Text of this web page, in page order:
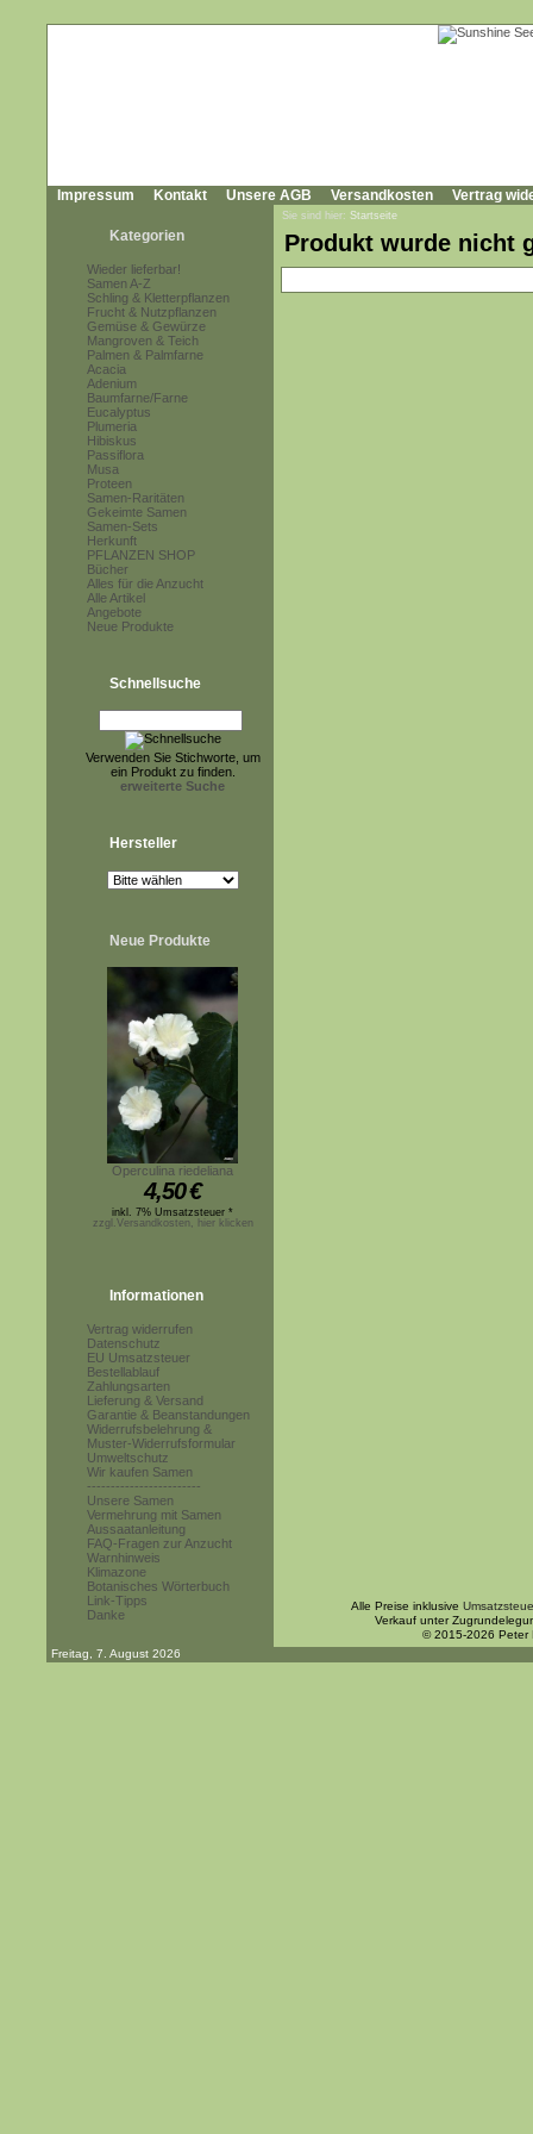
Impressum Kontakt Unsere AGB Versandkosten Vertrag
Kategorien
Wieder lieferbar!
Samen A-Z
Schling & Kletterpflanzen
Frucht & Nutzpflanzen
Gemüse & Gewürze
Mangroven & Teich
Palmen & Palmfarne
Acacia
Adenium
Baumfarne/Farne
Eucalyptus
Plumeria
Hibiskus
Passiflora
Musa
Proteen
Samen-Raritäten
Gekeimte Samen
Samen-Sets
Herkunft
PFLANZEN SHOP
Bücher
Alles für die Anzucht
Alle Artikel
Angebote
Neue Produkte
Schnellsuche
Verwenden Sie Stichworte, um
ein Produkt zu finden.
erweiterte Suche
Hersteller
Neue Produkte
Operculina riedeliana
4,50€
inkl. 7% Umsatzsteuer *
zzgl.Versandkosten, hier klicken
Informationen
Vertrag widerrufen
Datenschutz
EU Umsatzsteuer
Bestellablauf
Zahlungsarten
Lieferung & Versand
Garantie & Beanstandungen
Widerrufsbelehrung &
Muster-Widerrufsformular
Umweltschutz
Wir kaufen Samen
------------------------
Unsere Samen
Vermehrung mit Samen
Aussaatanleitung
FAQ-Fragen zur Anzucht
Warnhinweis
Klimazone
Botanisches Wörterbuch
Link-Tipps
Danke
Sie sind hier: Startseite
Produkt wurde nicht
Alle Preise inklusive
Verkauf unter
© 2015-2026 Peter
Freitag, 7. August 2026